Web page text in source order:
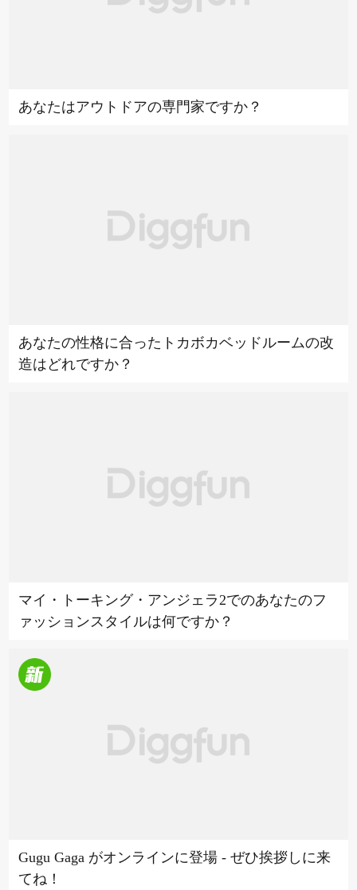
あなたはアウトドアの専門家ですか？
あなたの性格に合ったトカボカベッドルームの改
造はどれですか？
マイ・トーキング・アンジェラ2でのあなたのフ
ァッションスタイルは何ですか？
Gugu Gaga がオンラインに登場 - ぜひ挨拶しに来
てね！